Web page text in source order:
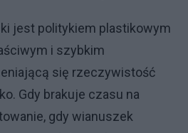
jest politykiem plastikowym
i szybkim
się rzeczywistość
Gdy brakuje czasu na
gdy wianuszek